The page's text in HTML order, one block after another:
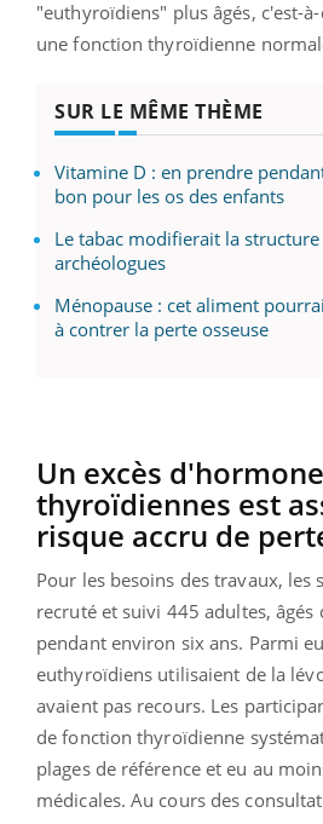
"euthyroïdiens" plus âgés, c'est-
une fonction thyroïdienne
SUR LE MÊME THÈME
Vitamine D : en prendre
bon pour les os des enfants
Le tabac modifierait la structure
archéologues
Ménopause : cet aliment
à contrer la perte osseuse
Un excès
thyroïdiennes est
risque accru de
Pour les besoins des travaux, les
recruté et suivi 445 adultes, âgés
pendant environ six ans. Parmi
euthyroïdiens utilisaient de la
avaient pas recours. Les
de fonction thyroïdienne
plages de référence et eu au
médicales. Au cours des